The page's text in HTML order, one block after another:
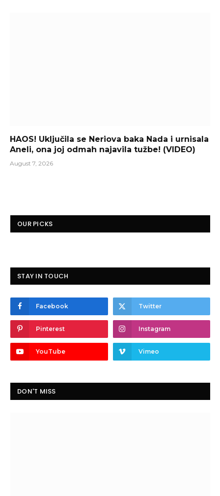
HAOS! Uključila se Neriova baka Nada i urnisala
Aneli, ona joj odmah najavila tužbe! (VIDEO)
August 7, 2026
OUR PICKS
STAY IN TOUCH
Facebook Twitter
Pinterest Instagram
YouTube Vimeo
DON'T MISS